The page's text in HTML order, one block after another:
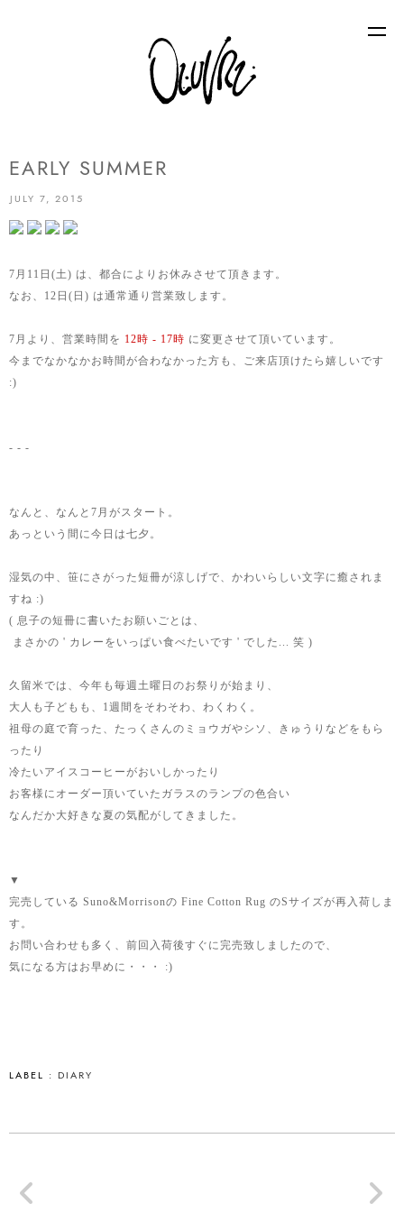
EARLY SUMMER
JULY 7, 2015
7月11日(土) は、都合によりお休みさせて頂きます。
なお、12日(日) は通常通り営業致します。
7月より、営業時間を 12時 - 17時 に変更させて頂いています。
今までなかなかお時間が合わなかった方も、ご来店頂けたら嬉しいです
:)
- - -
なんと、なんと7月がスタート。
あっという間に今日は七夕。
湿気の中、笹にさがった短冊が涼しげで、かわいらしい文字に癒されま
すね :)
( 息子の短冊に書いたお願いごとは、
まさかの ' カレーをいっぱい食べたいです ' でした... 笑 )
久留米では、今年も毎週土曜日のお祭りが始まり、
大人も子どもも、1週間をそわそわ、わくわく。
祖母の庭で育った、たっくさんのミョウガやシソ、きゅうりなどをもら
ったり
冷たいアイスコーヒーがおいしかったり
お客様にオーダー頂いていたガラスのランプの色合い
なんだか大好きな夏の気配がしてきました。
▼
完売している Suno&Morrisonの Fine Cotton Rug のSサイズが再入荷しま
す。
お問い合わせも多く、前回入荷後すぐに完売致しましたので、
気になる方はお早めに・・・ :)
LABEL : DIARY